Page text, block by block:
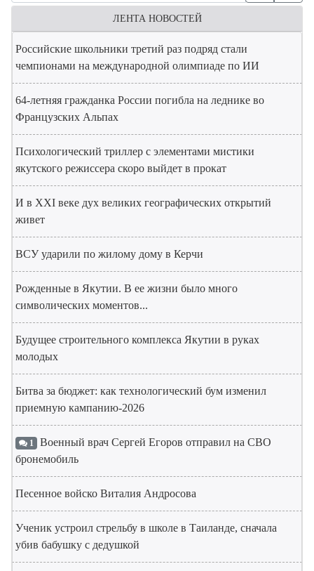
ЛЕНТА НОВОСТЕЙ
Российские школьники третий раз подряд стали
чемпионами на международной олимпиаде по ИИ
64-летняя гражданка России погибла на леднике во
Французских Альпах
Психологический триллер с элементами мистики
якутского режиссера скоро выйдет в прокат
И в XXI веке дух великих географических открытий
живет
ВСУ ударили по жилому дому в Керчи
Рожденные в Якутии. В ее жизни было много
символических моментов...
Будущее строительного комплекса Якутии в руках
молодых
Битва за бюджет: как технологический бум изменил
приемную кампанию-2026
1 Военный врач Сергей Егоров отправил на СВО
бронемобиль
Песенное войско Виталия Андросова
Ученик устроил стрельбу в школе в Таиланде, сначала
убив бабушку с дедушкой